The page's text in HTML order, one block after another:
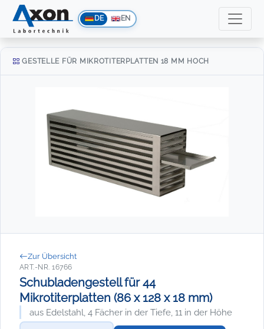
DE EN
GESTELLE FÜR MIKROTITERPLATTEN 18 MM HOCH
Zur Übersicht
ART.-NR. 16766
Schubladengestell für 44
Mikrotiterplatten (86 x 128 x 18 mm)
aus Edelstahl, 4 Fächer in der Tiefe, 11 in der Höhe